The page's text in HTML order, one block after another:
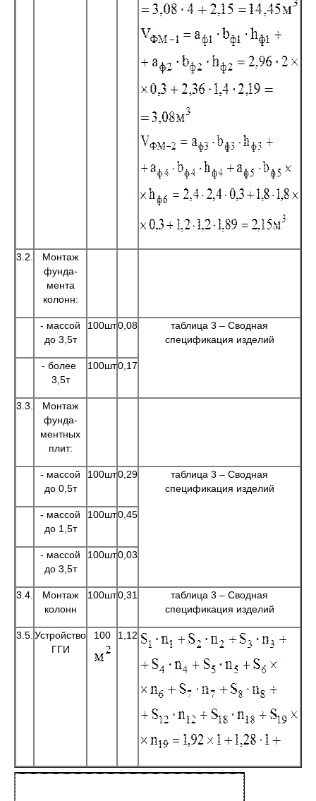
3.2.
Монтаж
фунда-
мента
колонн:
- массой
до 3,5т
100шт0,08
таблица 3 – Сводная
спецификация изделий
- более
3,5т
100шт0,17
3.3.
Монтаж
фунда-
ментных
плит:
- массой
до 0,5т
100шт0,29
таблица 3 – Сводная
спецификация изделий
- массой
до 1,5т
100шт0,45
- массой
до 3,5т
100шт0,03
3.4.
Монтаж
колонн
100шт0,31
таблица 3 – Сводная
спецификация изделий
3.5. Устройство
ГГИ
100 1,12